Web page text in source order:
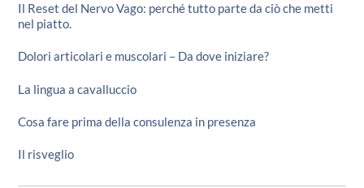
Il Reset del Nervo Vago: perché tutto parte da ciò che metti
nel piatto.
Dolori articolari e muscolari – Da dove iniziare?
La lingua a cavalluccio
Cosa fare prima della consulenza in presenza
Il risveglio